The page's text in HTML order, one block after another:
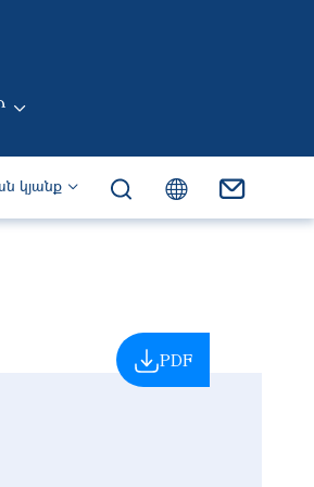
կյանք
PDF